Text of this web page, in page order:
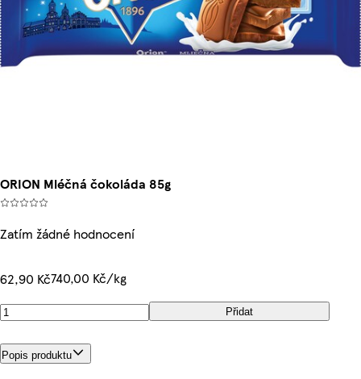
ORION Mléčná čokoláda 85g
Zatím žádné hodnocení
62,90 Kč740,00 Kč/kg
Přidat
Popis produktu